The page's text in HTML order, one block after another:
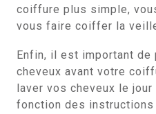
coiffure plus simple,
vous faire coiffer la
Enfin, il est important de
cheveux avant votre
laver vos cheveux le
fonction des